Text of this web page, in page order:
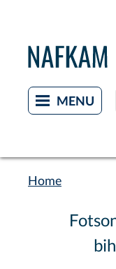
content
Home